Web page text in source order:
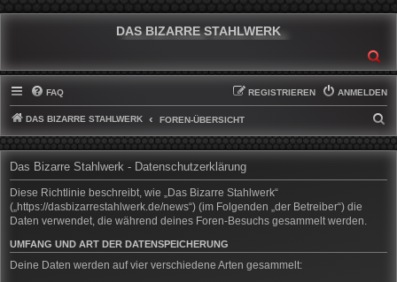
DAS BIZARRE STAHLWERK
FAQ ANMELDEN
REGISTRIEREN
DAS BIZARRE STAHLWERK FOREN-ÜBERSICHT
U
H
Das Bizarre Stahlwerk - Datenschutzerklärung
Diese Richtlinie beschreibt, wie „Das Bizarre Stahlwerk“
(„https://dasbizarrestahlwerk.de/news“) (im Folgenden „der Betreiber“) die
Daten verwendet, die während deines Foren-Besuchs gesammelt werden.
UMFANG UND ART DER DATENSPEICHERUNG
Deine Daten werden auf vier verschiedene Arten gesammelt: